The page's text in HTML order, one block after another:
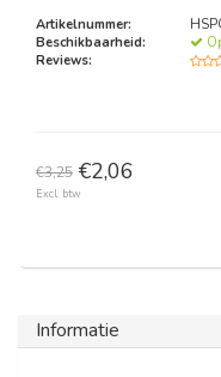
Artikelnummer:
Beschikbaarheid:
Reviews:
€3,25 €2,06
Excl. btw
Informatie